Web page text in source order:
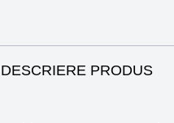
DESCRIERE PRODUS